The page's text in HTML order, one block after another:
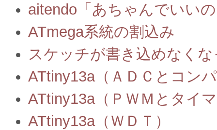
aitendo「あちゃんでいい
ATmega系統の割込み
スケッチが書き込めなく
ATtiny13a（ＡＤＣとコン
ATtiny13a（ＰＷＭとタイ
ATtiny13a（ＷＤＴ）